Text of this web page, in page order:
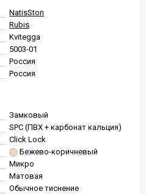
NatisSton
Rubis
Kvitegga
5003-01
Россия
Россия
Замковый
SPC (ПВХ + карбонат кальция)
Click Lock
Бежево-коричневый
Микро
Матовая
Обычное тиснение